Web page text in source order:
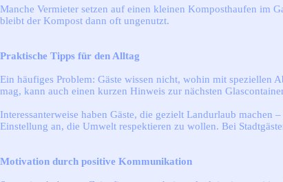
Manche Vermieter setzen auf einen kleinen Komposthaufen im
bleibt der Kompost dann oft ungenutzt.
Praktische Tipps für den Alltag
Ein häufiges Problem: Gäste wissen nicht, wohin mit speziellen
mag, kann auch einen kurzen Hinweis zur nächsten
Interessanterweise haben Gäste, die gezielt Landurlaub machen
Einstellung an, die Umwelt respektieren zu wollen. Bei
Motivation durch positive Kommunikation